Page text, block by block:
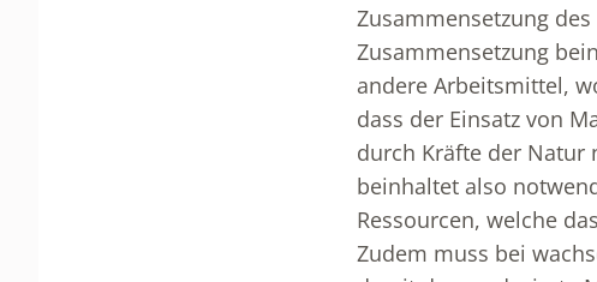
Zusammensetzung
Zusammensetzung
andere Arbeitsmittel,
dass der Einsatz von
durch Kräfte der Natur
beinhaltet also
Ressourcen, welche
Zudem muss bei